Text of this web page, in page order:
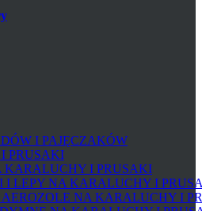
I PAJĘCZAKÓW
PRUSAKI
KARALUCHY I PRUSAKI
I LEPY NA KARALUCHY I
AEROZOLE NA KARALUCHY I